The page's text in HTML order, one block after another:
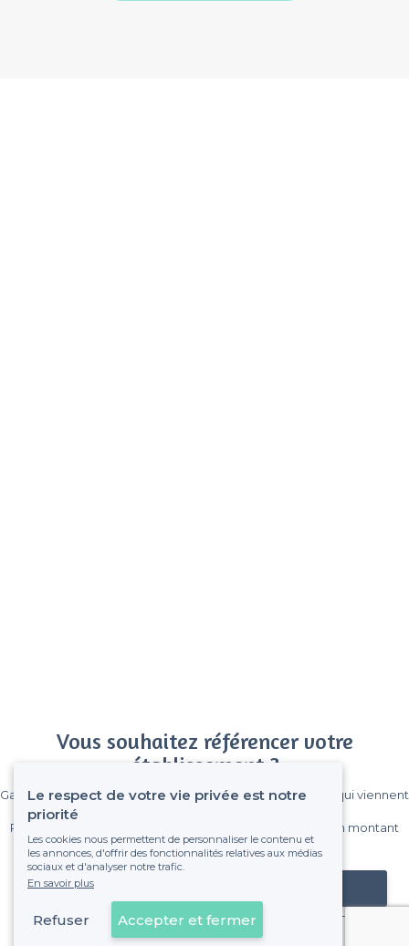
Vous souhaitez référencer votre
établissement ?
Gagnez de nombreux clients parmi le million de visiteurs qui viennent
Pas de commissions et sans engagement, vous payez un montant
fixe sans risque de voir déraper la facture.
Référencer mon établissement
Déjà client
Le respect de votre vie privée est notre
priorité
Les cookies nous permettent de personnaliser le contenu et
les annonces, d'offrir des fonctionnalités relatives aux médias
sociaux et d'analyser notre trafic.
En savoir plus
Refuser Accepter et fermer